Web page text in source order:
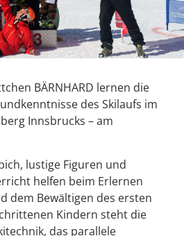
BÄRNHARD lernen die
des Skilaufs im
Innsbrucks – am
lustige Figuren und
helfen beim Erlernen
dem Bewältigen des ersten
Kindern steht die
das parallele